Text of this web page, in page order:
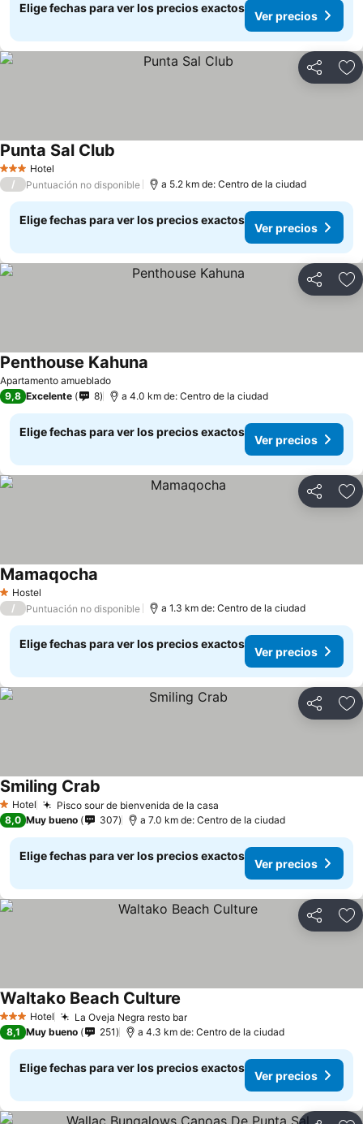
Elige fechas para ver los precios exactos
Ver precios
Compartir
3 Estrellas
Hotel
Punta Sal Club
/ Puntuación no disponible a 5.2 km de: Centro de la ciudad
Elige fechas para ver los precios exactos
Ver precios
Compartir
Apartamento amueblado
Penthouse Kahuna
9,8 Excelente 8 a 4.0 km de: Centro de la ciudad
Elige fechas para ver los precios exactos
Ver precios
Compartir
1 Estrellas
Hostel
Mamaqocha
/ Puntuación no disponible a 1.3 km de: Centro de la ciudad
Elige fechas para ver los precios exactos
Ver precios
Compartir
1 Estrellas
Hotel Pisco sour de bienvenida de la casa
Smiling Crab
8,0 Muy bueno 307 a 7.0 km de: Centro de la ciudad
Elige fechas para ver los precios exactos
Ver precios
Compartir
3 Estrellas
Hotel La Oveja Negra resto bar
Waltako Beach Culture
8,1 Muy bueno 251 a 4.3 km de: Centro de la ciudad
Elige fechas para ver los precios exactos
Ver precios